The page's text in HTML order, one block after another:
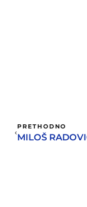
PRETHODNO